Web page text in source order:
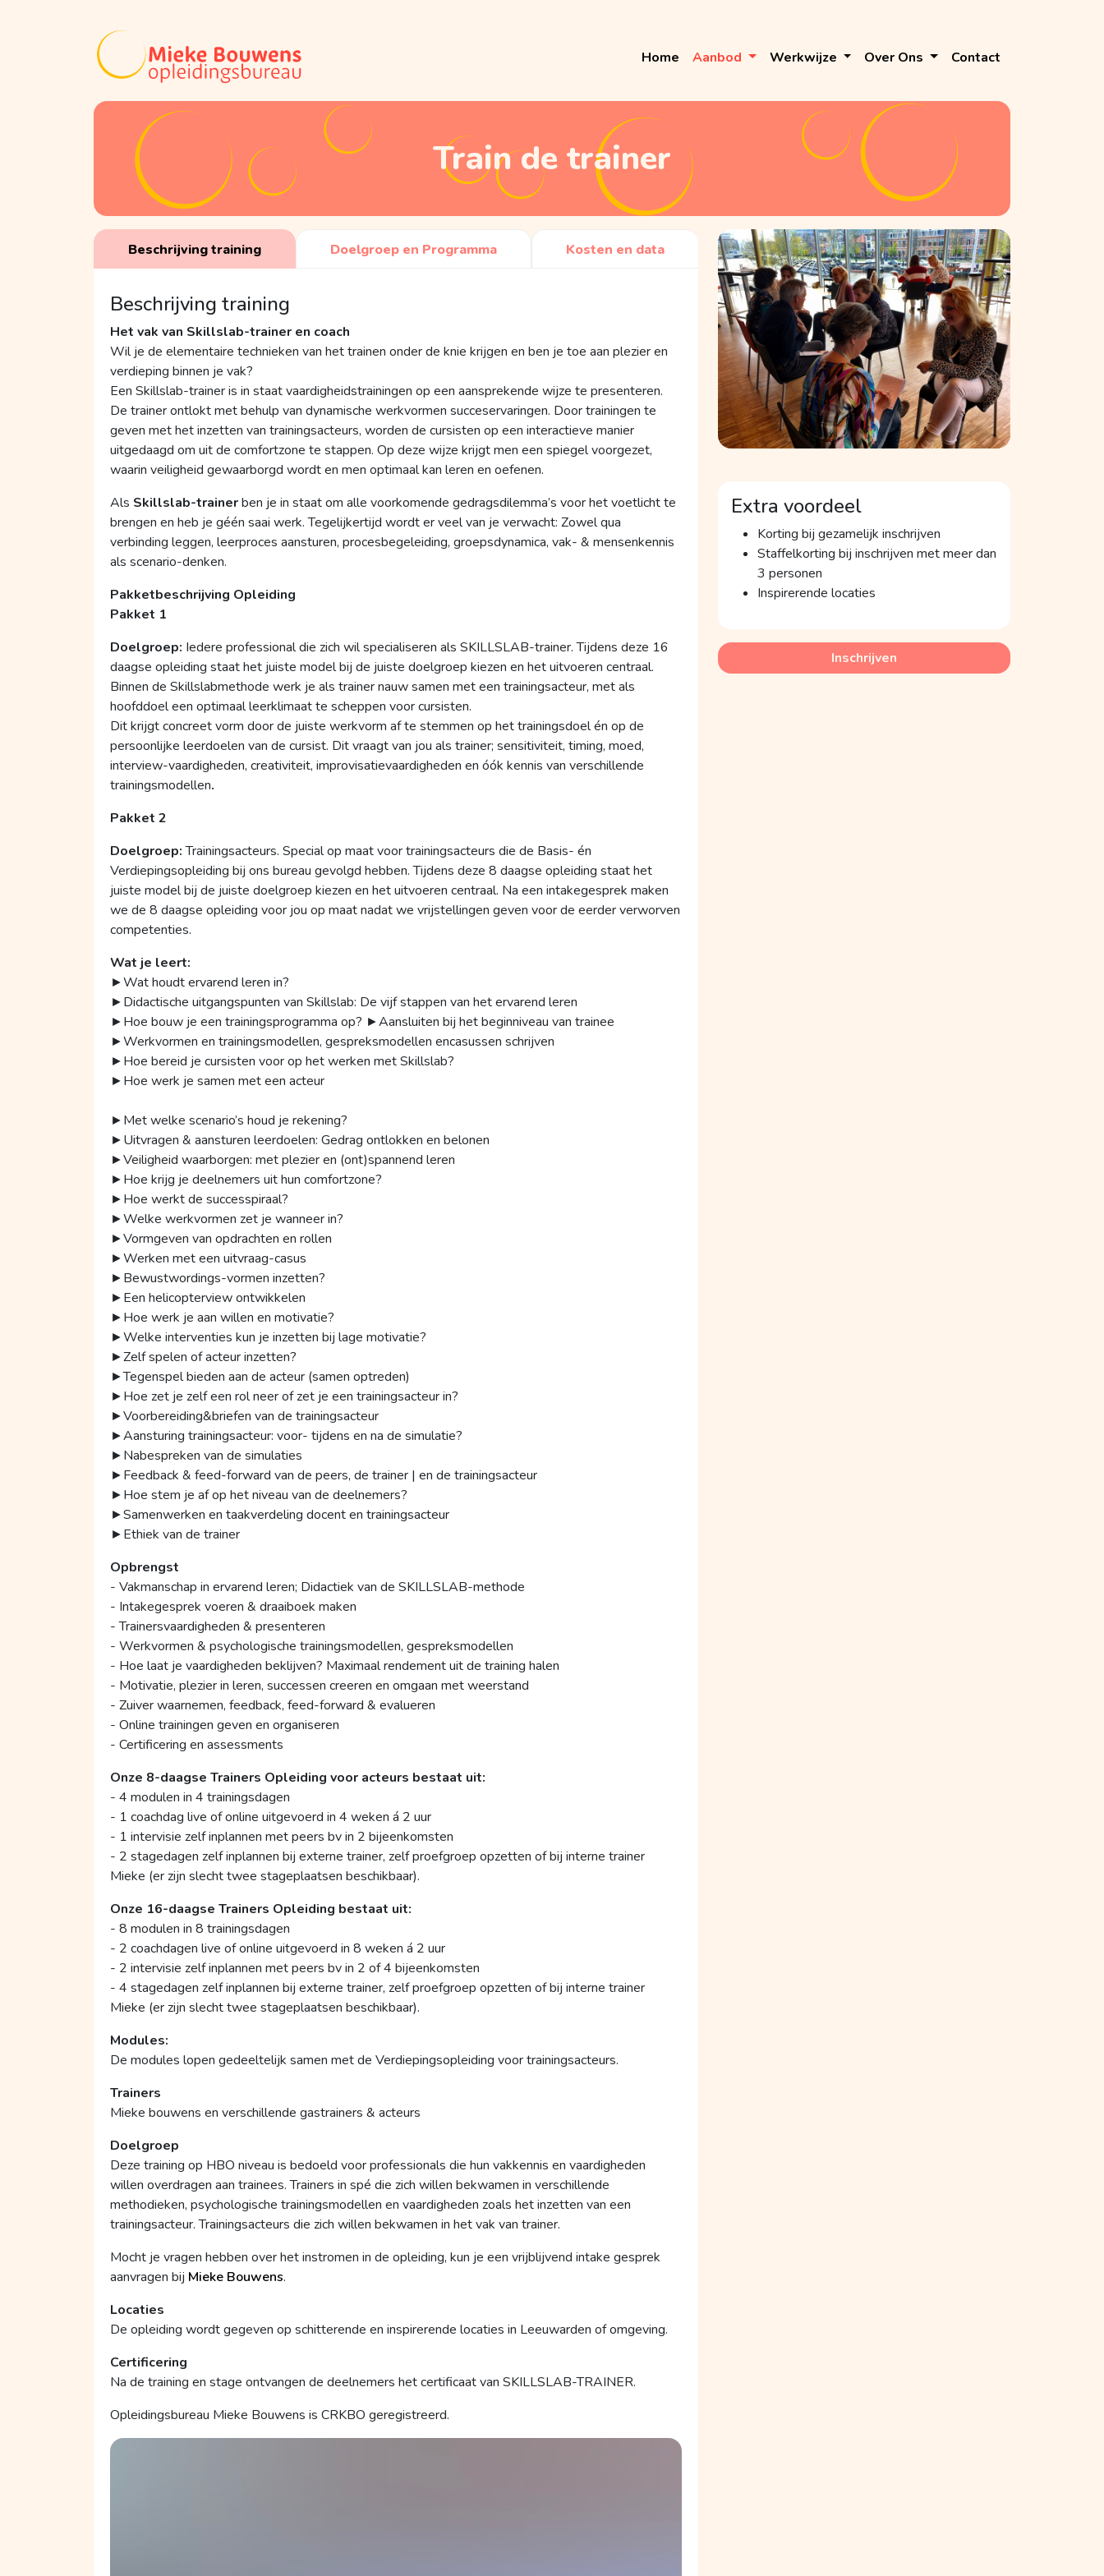
Home Aanbod Werkwijze Over Ons Contact
Train de trainer
Beschrijving training Doelgroep en Programma Kosten en data
Beschrijving training
Het vak van Skillslab-trainer en coach
Wil je de elementaire technieken van het trainen onder de knie krijgen en ben je toe aan plezier en
verdieping binnen je vak?
Een Skillslab-trainer is in staat vaardigheidstrainingen op een aansprekende wijze te presenteren.
De trainer ontlokt met behulp van dynamische werkvormen succeservaringen. Door trainingen te
geven met het inzetten van trainingsacteurs, worden de cursisten op een interactieve manier
uitgedaagd om uit de comfortzone te stappen. Op deze wijze krijgt men een spiegel voorgezet,
waarin veiligheid gewaarborgd wordt en men optimaal kan leren en oefenen.
Als Skillslab-trainerben je in staat om alle voorkomende gedragsdilemma’s voor het voetlicht te
brengen en heb je géén saai werk. Tegelijkertijd wordt er veel van je verwacht: Zowel qua
verbinding leggen, leerproces aansturen, procesbegeleiding, groepsdynamica, vak- & mensenkennis
als scenario-denken.
Pakketbeschrijving Opleiding
Pakket 1
Doelgroep: Iedere professional die zich wil specialiseren als SKILLSLAB-trainer. Tijdens deze 16
daagse opleiding staat het juiste model bij de juiste doelgroep kiezen en het uitvoeren centraal.
Binnen de Skillslabmethode werk je als trainer nauw samen met een trainingsacteur, met als
hoofddoel een optimaal leerklimaat te scheppen voor cursisten.
Dit krijgt concreet vorm door de juiste werkvorm af te stemmen op het trainingsdoel én op de
persoonlijke leerdoelen van de cursist. Dit vraagt van jou als trainer; sensitiviteit, timing, moed,
interview-vaardigheden, creativiteit, improvisatievaardigheden en óók kennis van verschillende
trainingsmodellen.
Pakket 2
Doelgroep:Trainingsacteurs. Special op maat voor trainingsacteurs die de Basis- én
Verdiepingsopleiding bij ons bureau gevolgd hebben. Tijdens deze 8 daagse opleiding staat het
juiste model bij de juiste doelgroep kiezen en het uitvoeren centraal. Na een intakegesprek maken
we de 8 daagse opleiding voor jou op maat nadat we vrijstellingen geven voor de eerder verworven
competenties.
Wat je leert:
►Wat houdt ervarend leren in?
►Didactische uitgangspunten van Skillslab: De vijf stappen van het ervarend leren
►Hoe bouw je een trainingsprogramma op? ►Aansluiten bij het beginniveau van trainee
►Werkvormen en trainingsmodellen, gespreksmodellen encasussen schrijven
►Hoe bereid je cursisten voor op het werken met Skillslab?
►Hoe werk je samen met een acteur
►Met welke scenario’s houd je rekening?
►Uitvragen & aansturen leerdoelen: Gedrag ontlokken en belonen
►Veiligheid waarborgen: met plezier en (ont)spannend leren
►Hoe krijg je deelnemers uit hun comfortzone?
►Hoe werkt de successpiraal?
►Welke werkvormen zet je wanneer in?
►Vormgeven van opdrachten en rollen
►Werken met een uitvraag-casus
►Bewustwordings-vormen inzetten?
►Een helicopterview ontwikkelen
►Hoe werk je aan willen en motivatie?
►Welke interventies kun je inzetten bij lage motivatie?
►Zelf spelen of acteur inzetten?
►Tegenspel bieden aan de acteur (samen optreden)
►Hoe zet je zelf een rol neer of zet je een trainingsacteur in?
►Voorbereiding&briefen van de trainingsacteur
►Aansturing trainingsacteur: voor- tijdens en na de simulatie?
►Nabespreken van de simulaties
►Feedback & feed-forward van de peers, de trainer | en de trainingsacteur
►Hoe stem je af op het niveau van de deelnemers?
►Samenwerken en taakverdeling docent en trainingsacteur
►Ethiek van de trainer
Opbrengst
- Vakmanschap in ervarend leren; Didactiek van de SKILLSLAB-methode
- Intakegesprek voeren & draaiboek maken
- Trainersvaardigheden & presenteren
- Werkvormen & psychologische trainingsmodellen, gespreksmodellen
- Hoe laat je vaardigheden beklijven? Maximaal rendement uit de training halen
- Motivatie, plezier in leren, successen creeren en omgaan met weerstand
- Zuiver waarnemen, feedback, feed-forward & evalueren
- Online trainingen geven en organiseren
- Certificering en assessments
Onze 8-daagse Trainers Opleiding voor acteurs bestaat uit:
- 4 modulen in 4 trainingsdagen
- 1 coachdag live of online uitgevoerd in 4 weken á 2 uur
- 1 intervisie zelf inplannen met peers bv in 2 bijeenkomsten
- 2 stagedagen zelf inplannen bij externe trainer, zelf proefgroep opzetten of bij interne trainer
Mieke (er zijn slecht twee stageplaatsen beschikbaar).
Onze 16-daagse Trainers Opleiding bestaat uit:
- 8 modulen in 8 trainingsdagen
- 2 coachdagen live of online uitgevoerd in 8 weken á 2 uur
- 2 intervisie zelf inplannen met peers bv in 2 of 4 bijeenkomsten
- 4 stagedagen zelf inplannen bij externe trainer, zelf proefgroep opzetten of bij interne trainer
Mieke (er zijn slecht twee stageplaatsen beschikbaar).
Modules:
De modules lopen gedeeltelijk samen met de Verdiepingsopleiding voor trainingsacteurs.
Trainers
Mieke bouwens en verschillende gastrainers & acteurs
Doelgroep
Deze training op HBO niveau is bedoeld voor professionals die hun vakkennis en vaardigheden
willen overdragen aan trainees. Trainers in spé die zich willen bekwamen in verschillende
methodieken, psychologische trainingsmodellen en vaardigheden zoals het inzetten van een
trainingsacteur. Trainingsacteurs die zich willen bekwamen in het vak van trainer.
Mocht je vragen hebben over het instromen in de opleiding, kun je een vrijblijvend intake gesprek
aanvragen bij Mieke Bouwens.
Locaties
De opleiding wordt gegeven op schitterende en inspirerende locaties in Leeuwarden of omgeving.
Certificering
Na de training en stage ontvangen de deelnemers het certificaat van SKILLSLAB-TRAINER.
Opleidingsbureau Mieke Bouwens is CRKBO geregistreerd.
Extra voordeel
Korting bij gezamelijk inschrijven
Staffelkorting bij inschrijven met meer dan
3 personen
Inspirerende locaties
Inschrijven